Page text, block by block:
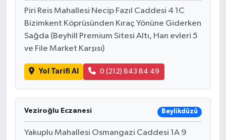
Piri Reis Mahallesi Necip Fazıl Caddesi 4 1C
Bizimkent Köprüsünden Kıraç Yönüne Giderken
Sağda (Beyhill Premium Sitesi Altı, Han evleri 5
ve File Market Karşısı)
Yol Tarifi Al 0 (212) 843 84 49
Veziroğlu Eczanesi Beylikdüzü
Yakuplu Mahallesi Osmangazi Caddesi 1A 9